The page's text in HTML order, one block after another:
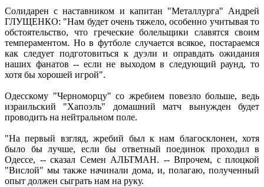
Солидарен с наставником и капитан "Металлурга" Андрей
ГЛУЩЕНКО: "Нам будет очень тяжело, особенно учитывая то
обстоятельство, что греческие болельщики славятся своим
темпераментом. Но в футболе случается всякое, постараемся
как следует подготовиться к дуэли и оправдать ожидания
наших фанатов -- если не выходом в следующий раунд, то
хотя бы хорошей игрой".
Одесскому "Черноморцу" со жребием повезло больше, ведь
израильский "Хапоэль" домашний матч вынужден будет
проводить на нейтральном поле.
"На первый взгляд, жребий был к нам благосклонен, хотя
было бы лучше, если бы ответный поединок проходил в
Одессе, -- сказал Семен АЛЬТМАН. -- Впрочем, с плоцкой
"Вислой" мы также начинали дома, и, полагаю, полученный
опыт должен сыграть нам на руку.